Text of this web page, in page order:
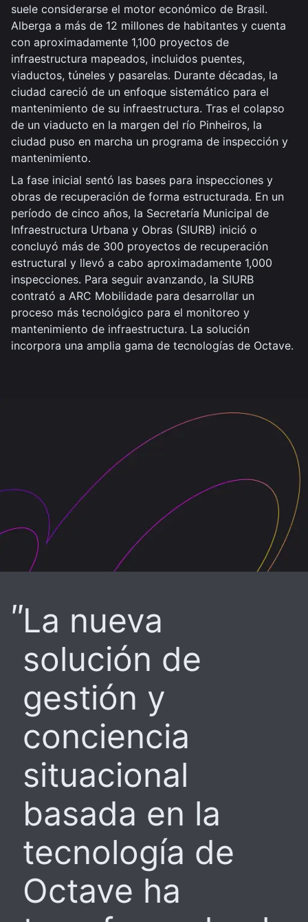
suele considerarse el motor económico de Brasil.
Alberga a más de 12 millones de habitantes y cuenta
con aproximadamente 1,100 proyectos de
infraestructura mapeados, incluidos puentes,
viaductos, túneles y pasarelas. Durante décadas, la
ciudad careció de un enfoque sistemático para el
mantenimiento de su infraestructura. Tras el colapso
de un viaducto en la margen del río Pinheiros, la
ciudad puso en marcha un programa de inspección y
mantenimiento.
La fase inicial sentó las bases para inspecciones y
obras de recuperación de forma estructurada. En un
período de cinco años, la Secretaría Municipal de
Infraestructura Urbana y Obras (SIURB) inició o
concluyó más de 300 proyectos de recuperación
estructural y llevó a cabo aproximadamente 1,000
inspecciones. Para seguir avanzando, la SIURB
contrató a ARC Mobilidade para desarrollar un
proceso más tecnológico para el monitoreo y
mantenimiento de infraestructura. La solución
incorpora una amplia gama de tecnologías de Octave.
La nueva
solución de
gestión y
conciencia
situacional
basada en la
tecnología de
Octave ha